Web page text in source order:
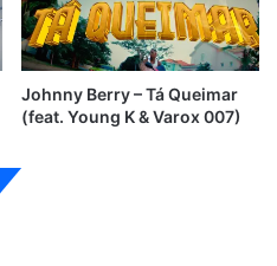
Johnny Berry – Tá Queimar
(feat. Young K & Varox 007)